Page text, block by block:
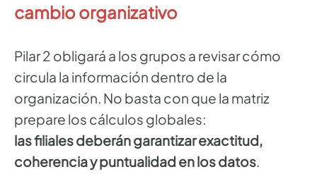
cambio organizativo
Pilar 2 obligará a los grupos a revisar cómo
circula la información dentro de la
organización. No basta con que la matriz
prepare los cálculos globales:
las filiales deberán garantizar exactitud,
coherencia y puntualidad en los datos